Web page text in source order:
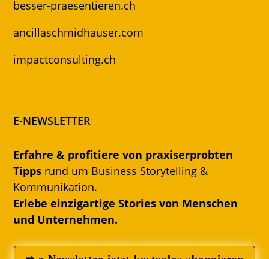
besser-praesentieren.ch
ancillaschmidhauser.com
impactconsulting.ch
E-NEWSLETTER
Erfahre & profitiere von praxiserprobten
Tipps rund um Business Storytelling &
Kommunikation.
Erlebe einzigartige Stories von Menschen
und Unternehmen.